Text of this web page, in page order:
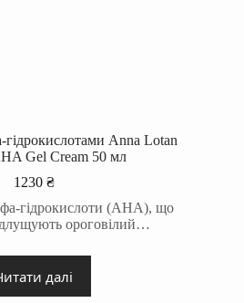
гідрокислотами Anna Lotan
Gel Cream 50 мл
1230 ₴
гідрокислоти (AHA), що
ороговілий…
далі